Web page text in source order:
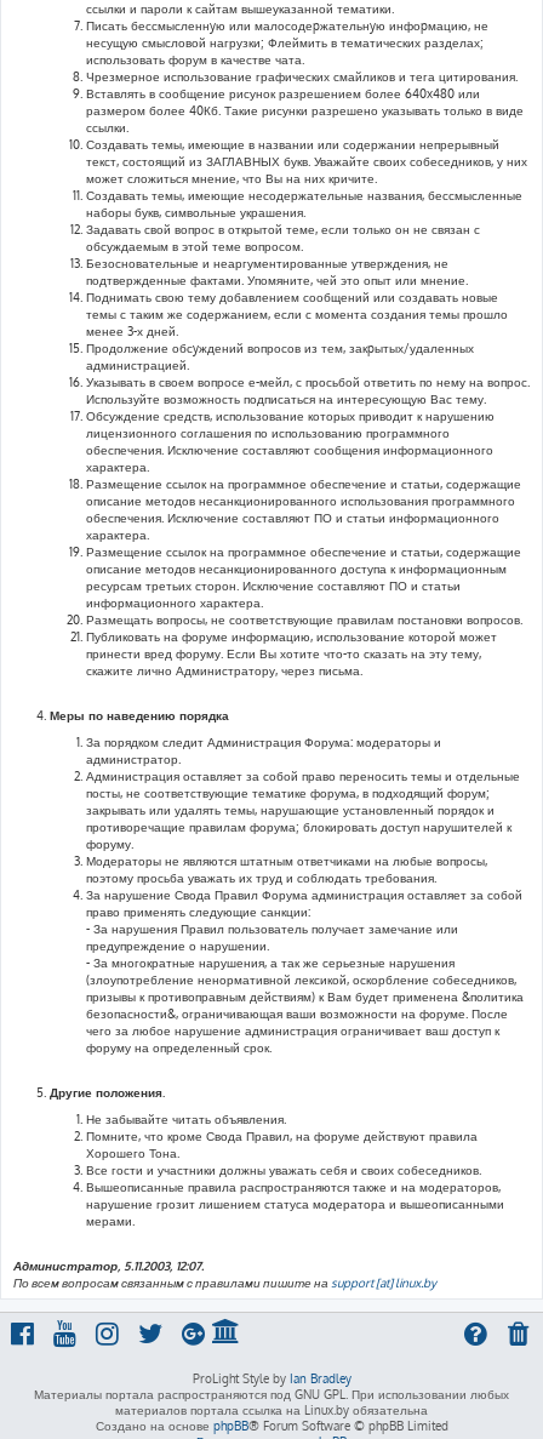
ссылки и пароли к сайтам вышеуказанной тематики.
Писать бессмысленнyю или малосодеpжательнyю инфоpмацию, не
несущую смысловой нагрузки; Флеймить в тематических разделах;
использовать форум в качестве чата.
Чрезмерное использование графических смайликов и тега цитирования.
Вставлять в сообщение рисунок разрешением более 640x480 или
размером более 40Кб. Такие рисунки разрешено указывать только в виде
ссылки.
Создавать темы, имеющие в названии или содержании непрерывный
текст, состоящий из ЗАГЛАВНЫХ букв. Уважайте своих собеседников, у них
может сложиться мнение, что Вы на них кричите.
Создавать темы, имеющие несодержательные названия, бессмысленные
наборы букв, символьные украшения.
Задавать свой вопрос в открытой теме, если только он не связан с
обсуждаемым в этой теме вопросом.
Безосновательные и неаргументированные утверждения, не
подтвержденные фактами. Упомяните, чей это опыт или мнение.
Поднимать свою тему добавлением сообщений или создавать новые
темы с таким же содержанием, если с момента создания темы прошло
менее 3-х дней.
Продолжение обсyждений вопросов из тем, закpытых/удаленных
администрацией.
Указывать в своем вопросе е-мейл, с просьбой ответить по нему на вопрос.
Используйте возможность подписаться на интересующую Вас тему.
Обсуждение средств, использование которых приводит к нарушению
лицензионного соглашения по использованию программного
обеспечения. Исключение составляют сообщения информационного
характера.
Размещение ссылок на программное обеспечение и статьи, содержащие
описание методов несанкционированного использования программного
обеспечения. Исключение составляют ПО и статьи информационного
характера.
Размещение ссылок на программное обеспечение и статьи, содержащие
описание методов несанкционированного доступа к информационным
ресурсам третьих сторон. Исключение составляют ПО и статьи
информационного характера.
Размещать вопросы, не соответствующие правилам постановки вопросов.
Публиковать на форуме информацию, использование которой может
принести вред форуму. Если Вы хотите что-то сказать на эту тему,
скажите лично Администратору, через письма.
Меры по наведению порядка
За порядком следит Администрация Форума: модераторы и
администратор.
Администрация оставляет за собой право переносить темы и отдельные
посты, не соответствующие тематике форума, в подходящий форум;
закрывать или удалять темы, нарушающие установленный порядок и
противоречащие правилам форума; блокировать доступ нарушителей к
форуму.
Модераторы не являются штатным ответчиками на любые вопросы,
поэтому просьба уважать их труд и соблюдать требования.
За нарушение Свода Правил Форума администрация оставляет за собой
право применять следующие санкции:
- За нарушения Правил пользователь получает замечание или
предупреждение о нарушении.
- За многократные нарушения, а так же серьезные нарушения
(злоупотребление ненормативной лексикой, оскорбление собеседников,
призывы к противоправным действиям) к Вам будет применена &политика
безопасности&, ограничивающая ваши возможности на форуме. После
чего за любое нарушение администрация ограничивает ваш доступ к
форуму на определенный срок.
Другие положения.
Не забывайте читать объявления.
Помните, что кроме Свода Правил, на форуме действуют правила
Хорошего Тона.
Все гости и участники должны уважать себя и своих собеседников.
Вышеописанные правила распространяются также и на модераторов,
нарушение грозит лишением статуса модератора и вышеописанными
мерами.
Администратор, 5.11.2003, 12:07.
По всем вопросам связанным с правилами пишите на support [at] linux.by
ProLight Style by Ian Bradley
Материалы портала распространяются под GNU GPL. При использовании любых
материалов портала ссылка на Linux.by обязательна
Создано на основе phpBB® Forum Software © phpBB Limited